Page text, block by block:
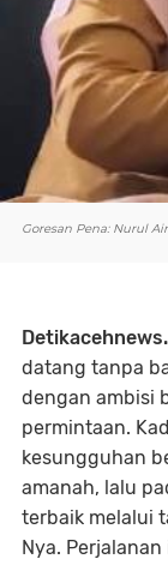
Goresan Pena: Nurul
datang tanpa
dengan ambisi
permintaan.
kesungguhan
amanah, lalu
terbaik melalui
Nya.